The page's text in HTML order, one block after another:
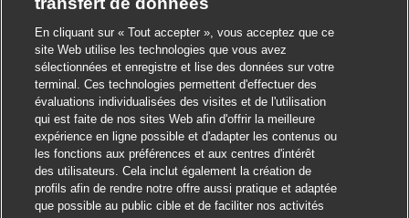
En cliquant sur « Tout accepter », vous acceptez que ce
site Web utilise les technologies que vous avez
sélectionnées et enregistre et lise des données sur votre
terminal. Ces technologies permettent d'effectuer des
évaluations individualisées des visites et de l'utilisation
qui est faite de nos sites Web afin d'offrir la meilleure
expérience en ligne possible et d'adapter les contenus ou
les fonctions aux préférences et aux centres d'intérêt
des utilisateurs. Cela inclut également la création de
profils afin de rendre notre offre aussi pratique et adaptée
que possible au public cible et de faciliter nos activités